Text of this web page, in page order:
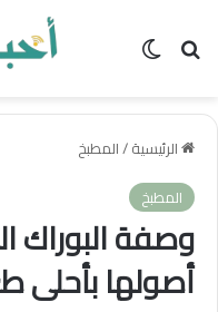
بحث عن الوضع المظلم
الرئيسية/المطبخ
المطبخ
وصفة البوراك
أصولها